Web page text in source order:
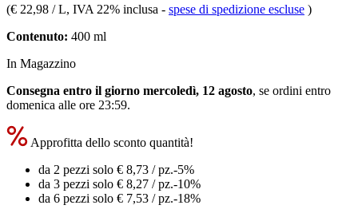
(€ 22,98 / L, IVA 22% inclusa - spese di spedizione escluse )
Contenuto: 400 ml
In Magazzino
Consegna entro il giorno mercoledì, 12 agosto, se ordini entro
domenica alle ore 23:59.
Approfitta dello sconto quantità!
da 2 pezzi solo € 8,73 / pz.-5%
da 3 pezzi solo € 8,27 / pz.-10%
da 6 pezzi solo € 7,53 / pz.-18%